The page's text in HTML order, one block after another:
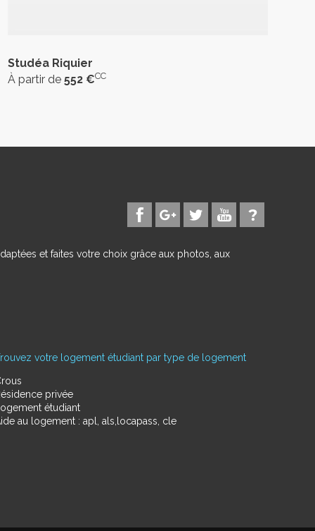
Studéa Riquier
À partir de 552 €CC
et faites votre choix grâce aux photos, aux
votre logement étudiant par type de logement
privée
étudiant
au logement : apl, als,locapass, cle